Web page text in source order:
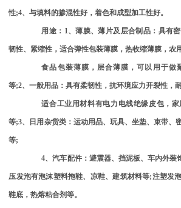
性;4、与填料的掺混性好，着色和成型加工性好。
用途： 1、薄膜、薄片及层合制品：具有
韧性、紧缩性，适合弹性包装薄膜，热收缩薄膜，农
食品包装薄膜，层合薄膜，可以用于做
等;2、一般用品：具有柔韧性，抗环境应力开裂性，
适合工业用材料有电力电线绝缘皮包，
等;3、日用杂货类：运动用品、玩具、坐垫、束带、
等;
4、汽车配件：避震器、挡泥板、车内外装
压发泡有泡沫塑料拖鞋、凉鞋、建筑材料等;注塑发
鞋底，热熔粘合剂等。